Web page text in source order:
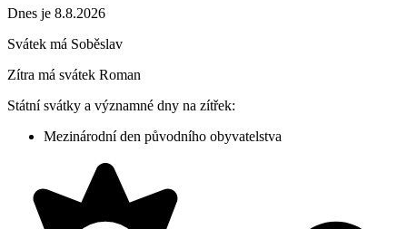
Dnes je 8.8.2026
Svátek má Soběslav
Zítra má svátek Roman
Státní svátky a významné dny na zítřek:
Mezinárodní den původního obyvatelstva